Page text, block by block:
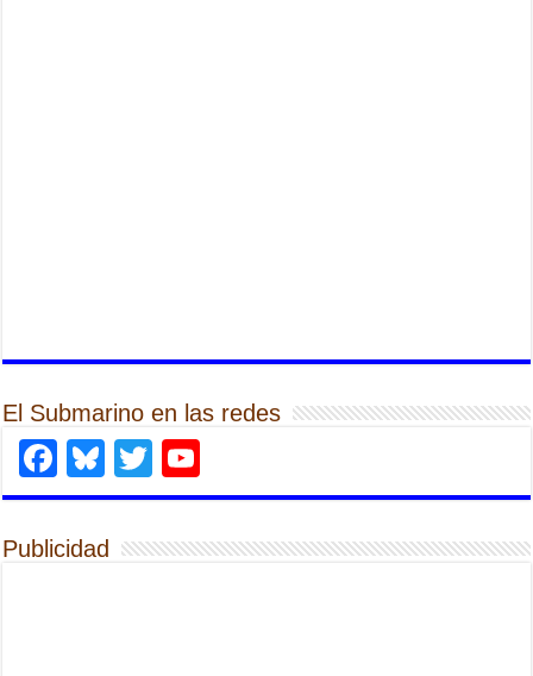
El Submarino en las redes
Facebook
Bluesky
Twitter
Publicidad